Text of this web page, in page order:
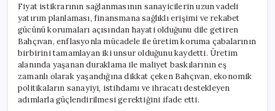
Fiyat istikrarının sağlanmasının sanayicilerin uzun vadeli
yatırım planlaması, finansmana sağlıklı erişimi ve rekabet
gücünü korumaları açısından hayati olduğunu dile getiren
Bahçıvan, enflasyonla mücadele ile üretim koruma çabalarının
birbirini tamamlayan iki unsur olduğunu kaydetti. Üretim
alanında yaşanan duraklama ile maliyet baskılarının eş
zamanlı olarak yaşandığına dikkat çeken Bahçıvan, ekonomik
politikaların sanayiyi, istihdamı ve ihracatı destekleyen
adımlarla güçlendirilmesi gerektiğini ifade etti.